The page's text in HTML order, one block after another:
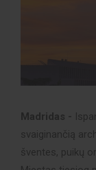
Madridas -
svaiginančią
šventes, puikų